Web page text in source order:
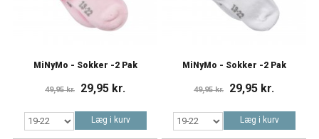
MiNyMo - Sokker -2 Pak
49,95 kr. 29,95 kr.
Læg i kurv
MiNyMo - Sokker -2 Pak
49,95 kr. 29,95 kr.
Læg i kurv